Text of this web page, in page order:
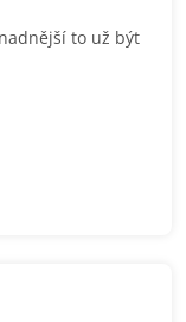
to už být